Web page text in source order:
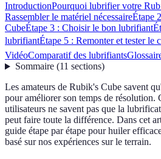
IntroductionPourquoi lubrifier votre
Rassembler le matériel nécessaireÉtape
CubeÉtape 3 : Choisir le bon lubrifiant
lubrifiantÉtape 5 : Remonter et tester le
VidéoComparatif des lubrifiants
Sommaire(11 sections)
Les amateurs de Rubik's Cube savent
pour améliorer son temps de résolution.
utilisateurs ne savent pas que la
peut faire toute la différence. Dans cet
guide étape par étape pour huiler
basé sur nos expériences sur le terrain.